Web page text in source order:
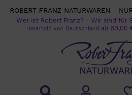
ROBERT FRANZ NATURWAREN -
Wer ist Robert Franz? -Wir sind für
Innerhalb von Deutschland ab 60,00